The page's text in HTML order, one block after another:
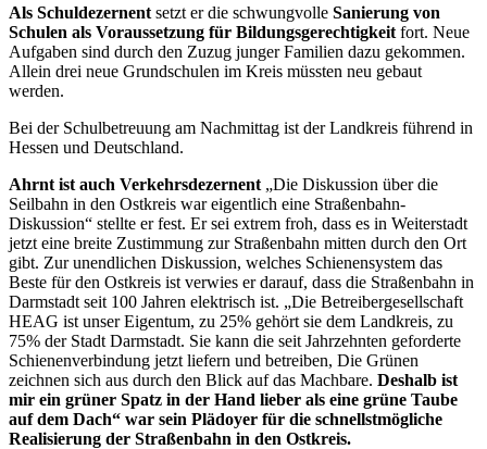
Als Schuldezernent setzt er die schwungvolle Sanierung von
Schulen als Voraussetzung für Bildungsgerechtigkeit fort. Neue
Aufgaben sind durch den Zuzug junger Familien dazu gekommen.
Allein drei neue Grundschulen im Kreis müssten neu gebaut
werden.
Bei der Schulbetreuung am Nachmittag ist der Landkreis führend in
Hessen und Deutschland.
Ahrnt ist auch Verkehrsdezernent „Die Diskussion über die
Seilbahn in den Ostkreis war eigentlich eine Straßenbahn-
Diskussion“ stellte er fest. Er sei extrem froh, dass es in Weiterstadt
jetzt eine breite Zustimmung zur Straßenbahn mitten durch den Ort
gibt. Zur unendlichen Diskussion, welches Schienensystem das
Beste für den Ostkreis ist verwies er darauf, dass die Straßenbahn in
Darmstadt seit 100 Jahren elektrisch ist. „Die Betreibergesellschaft
HEAG ist unser Eigentum, zu 25% gehört sie dem Landkreis, zu
75% der Stadt Darmstadt. Sie kann die seit Jahrzehnten geforderte
Schienenverbindung jetzt liefern und betreiben, Die Grünen
zeichnen sich aus durch den Blick auf das Machbare. Deshalb ist
mir ein grüner Spatz in der Hand lieber als eine grüne Taube
auf dem Dach“ war sein Plädoyer für die schnellstmögliche
Realisierung der Straßenbahn in den Ostkreis.